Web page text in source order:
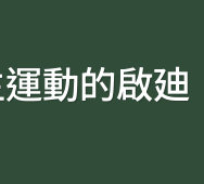
動的啟廸